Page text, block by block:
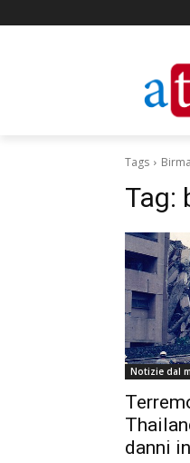
Tags
Tag:
Notizie dal
danni